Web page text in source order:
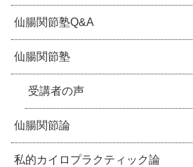
仙腸関節塾Q&A
仙腸関節塾
受講者の声
仙腸関節論
私的カイロプラクティック論